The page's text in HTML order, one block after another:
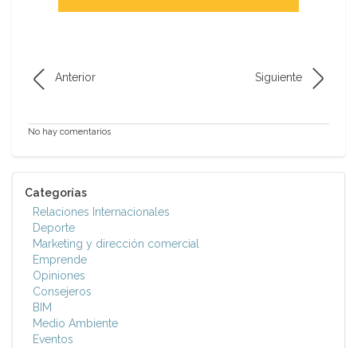
Anterior Siguiente
No hay comentarios
Categorías
Relaciones Internacionales
Deporte
Marketing y dirección comercial
Emprende
Opiniones
Consejeros
BIM
Medio Ambiente
Eventos